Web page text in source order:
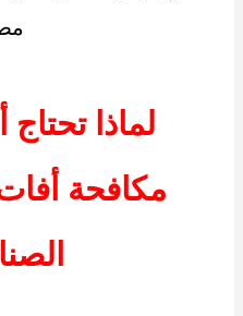
لماذا
مكافحة